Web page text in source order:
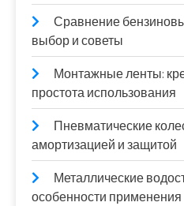
Сравнение
выбор и советы
Монтажные ленты:
простота использования
Пневматические
амортизацией и защитой
Металлические
особенности применения